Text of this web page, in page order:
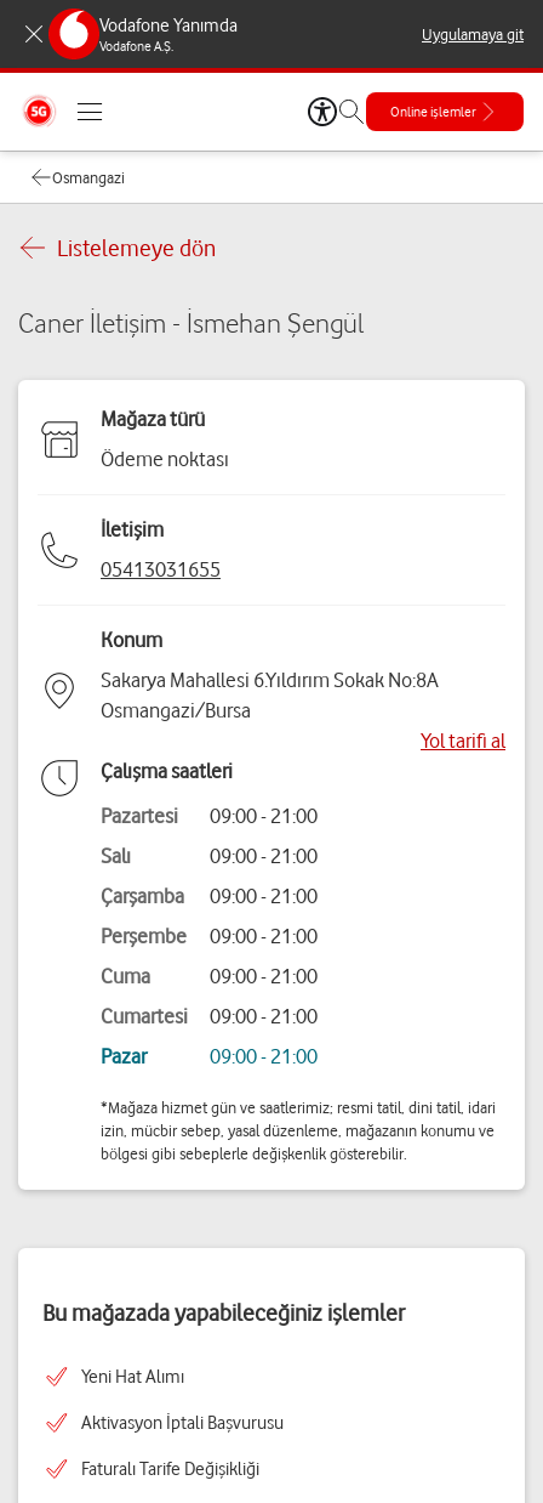
Vodafone Yanımda
Vodafone A.Ş.
Uygulamaya git
Online işlemler
Osmangazi
Listelemeye dön
Caner İletişim - İsmehan Şengül
Mağaza türü
Ödeme noktası
İletişim
05413031655
Konum
Sakarya Mahallesi 6.Yıldırım Sokak No:8A
Osmangazi/Bursa
Yol tarifi al
Çalışma saatleri
Pazartesi
09:00 - 21:00
Salı
09:00 - 21:00
Çarşamba
09:00 - 21:00
Perşembe
09:00 - 21:00
Cuma
09:00 - 21:00
Cumartesi
09:00 - 21:00
Pazar
09:00 - 21:00
*Mağaza hizmet gün ve saatlerimiz; resmi tatil, dini tatil, idari
izin, mücbir sebep, yasal düzenleme, mağazanın konumu ve
bölgesi gibi sebeplerle değişkenlik gösterebilir.
Bu mağazada yapabileceğiniz işlemler
Yeni Hat Alımı
Aktivasyon İptali Başvurusu
Faturalı Tarife Değişikliği